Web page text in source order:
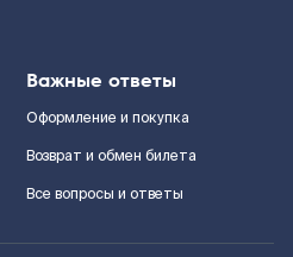
Важные ответы
Оформление и покупка
Возврат и обмен билета
Все вопросы и ответы